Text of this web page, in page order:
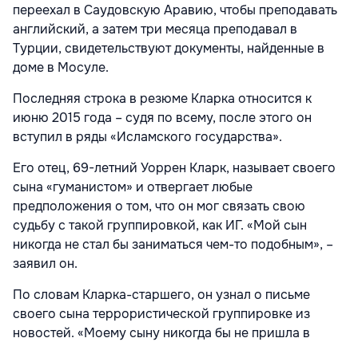
переехал в Саудовскую Аравию, чтобы преподавать
английский, а затем три месяца преподавал в
Турции, свидетельствуют документы, найденные в
доме в Мосуле.
Последняя строка в резюме Кларка относится к
июню 2015 года – судя по всему, после этого он
вступил в ряды «Исламского государства».
Его отец, 69-летний Уоррен Кларк, называет своего
сына «гуманистом» и отвергает любые
предположения о том, что он мог связать свою
судьбу с такой группировкой, как ИГ. «Мой сын
никогда не стал бы заниматься чем-то подобным», –
заявил он.
По словам Кларка-старшего, он узнал о письме
своего сына террористической группировке из
новостей. «Моему сыну никогда бы не пришла в